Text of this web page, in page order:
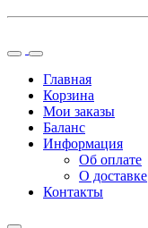
Главная
Корзина
Мои заказы
Баланс
Информация
Об оплате
О доставке
Контакты